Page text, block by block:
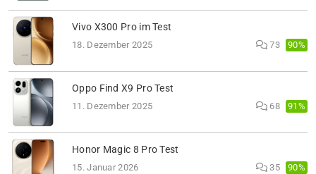
Vivo X300 Pro im Test
18. Dezember 2025 73 90%
Oppo Find X9 Pro Test
11. Dezember 2025 68 91%
Honor Magic 8 Pro Test
15. Januar 2026 35 90%